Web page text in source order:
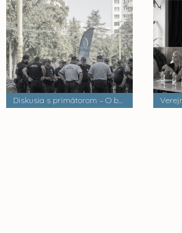
Diskusia s primátorom – O bezpečnosti a verejnom poriadku